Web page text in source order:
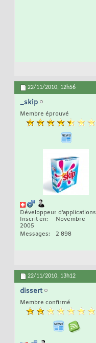
22/11/2010, 12h56
_skip
Membre éprouvé
Développeur d'applications
Inscrit en
Novembre
2005
Messages
2 898
22/11/2010, 13h12
dissert
Membre confirmé